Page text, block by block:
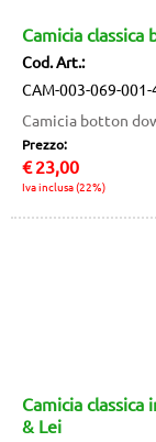
Camicia
Cod. Art.:
CAM-003-069-001-
Camicia botton
Prezzo:
€ 23,00
Iva inclusa (22%)
Camicia classica
& Lei